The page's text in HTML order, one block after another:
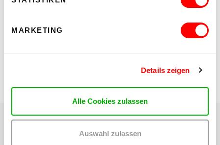
MARKETING
Details zeigen
Alle Cookies zulassen
Auswahl zulassen
An Montagen, Sonn- und Feiertagen geschlossen